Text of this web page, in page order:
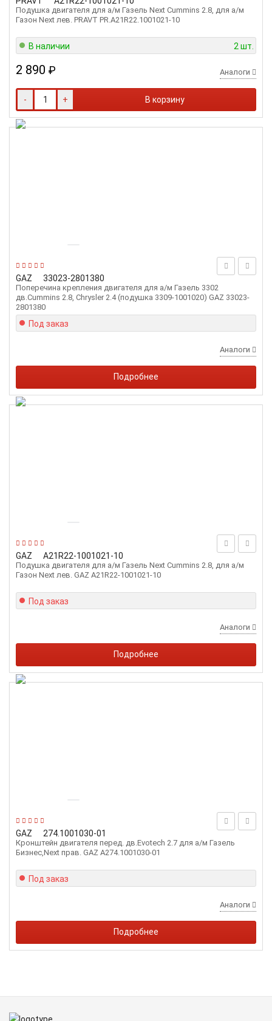
Подушка двигателя для а/м Газель Next Cummins 2.8, для а/м
Газон Next лев. PRAVT PR.A21R22.1001021-10
В наличии 2 шт.
2 890 ₽ Аналоги
- + В корзину
GAZ 33023-2801380
Поперечина крепления двигателя для а/м Газель 3302
дв.Cummins 2.8, Chrysler 2.4 (подушка 3309-1001020) GAZ 33023-
2801380
Под заказ
Аналоги
Подробнее
GAZ А21R22-1001021-10
Подушка двигателя для а/м Газель Next Cummins 2.8, для а/м
Газон Next лев. GAZ А21R22-1001021-10
Под заказ
Аналоги
Подробнее
GAZ 274.1001030-01
Кронштейн двигателя перед. дв.Evotech 2.7 для а/м Газель
Бизнес,Next прав. GAZ А274.1001030-01
Под заказ
Аналоги
Подробнее